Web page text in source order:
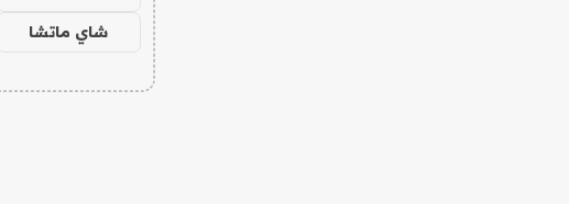
شاي ماتشا